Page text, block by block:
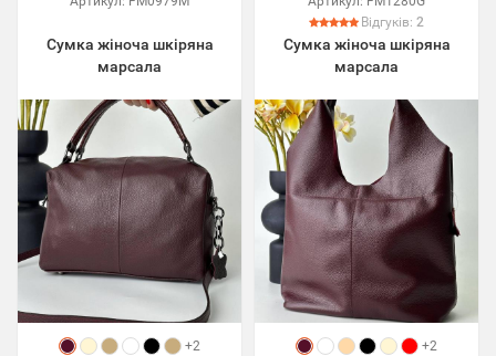
Сумка жіноча шкіряна
марсала
+2
Відгуків: 2
Сумка жіноча шкіряна
марсала
+2